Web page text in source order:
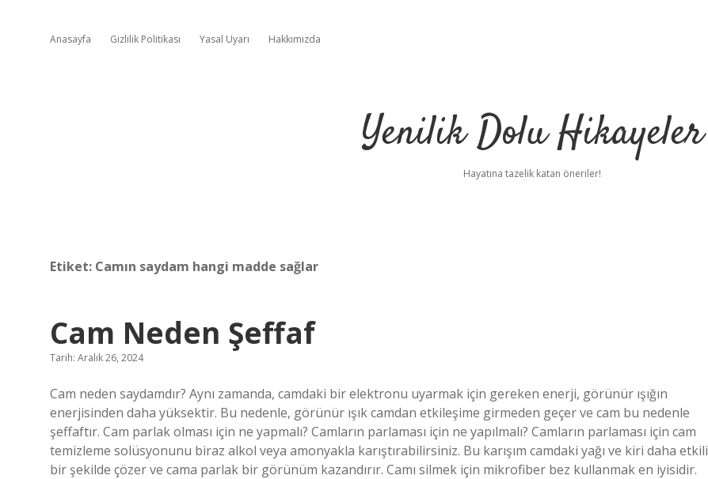
Anasayfa Gizlilik Politikası Yasal Uyarı Hakkımızda
Yenilik Dolu Hikayeler
Hayatına tazelik katan öneriler!
Etiket: Camın saydam hangi madde sağlar
Cam Neden Şeffaf
Tarih: Aralık 26, 2024
Cam neden saydamdır? Aynı zamanda, camdaki bir elektronu uyarmak için gereken enerji, görünür ışığın
enerjisinden daha yüksektir. Bu nedenle, görünür ışık camdan etkileşime girmeden geçer ve cam bu nedenle
şeffaftır. Cam parlak olması için ne yapmalı? Camların parlaması için ne yapılmalı? Camların parlaması için cam
temizleme solüsyonunu biraz alkol veya amonyakla karıştırabilirsiniz. Bu karışım camdaki yağı ve kiri daha etkili
bir şekilde çözer ve cama parlak bir görünüm kazandırır. Camı silmek için mikrofiber bez kullanmak en iyisidir.